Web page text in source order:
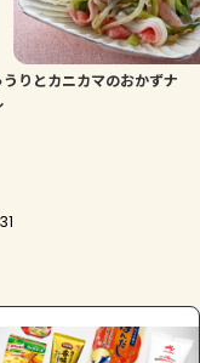
うりとカニカマのおかずナ
31